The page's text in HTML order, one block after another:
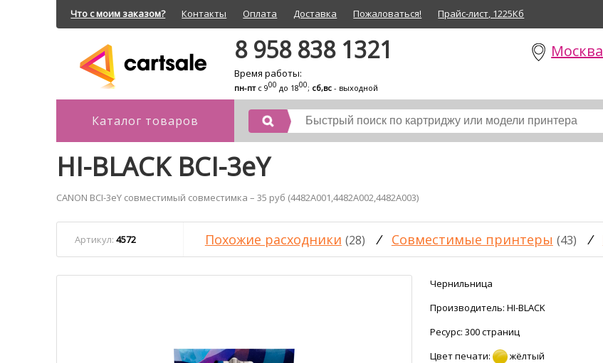
Что с моим заказом? Контакты Оплата Доставка Пожаловаться! Прайс-лист, 1225Кб
8 958 838 1321
Время работы:
пн-птс 900 до 1800; сб,вс - выходной
Москва
Каталог товаров
HI-BLACK BCI-3eY
CANON BCI-3eY совместимый совместимка – 35 руб (4482A001,4482A002,4482A003)
Артикул: 4572 Похожие расходники (28) / Совместимые принтеры (43) /
Чернильница
Производитель:HI-BLACK
Ресурс: 300 страниц
Цвет печати:
жёлтый